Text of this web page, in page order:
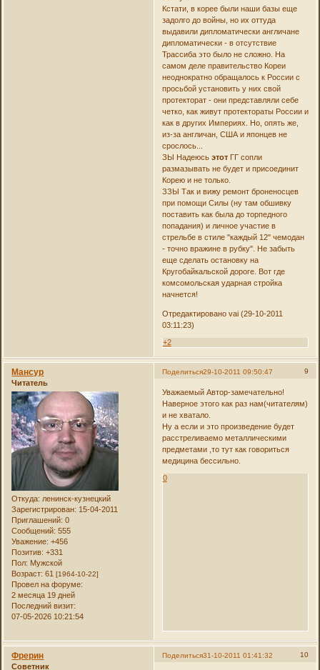
Кстати, в корее были наши базы еще
задолго до войны, но их оттуда
выдавили дипломатически англичане
дипломатически - в отсутствие
Трассиба это было не сложно. На
самом деле правительство Кореи
неоднократно обращалось к России с
просьбой установить у них свой
протекторат - они представляли себе
четко, как живут протектораты России и
как в других Империях. Но, опять же,
из-за англичан, США и японцев не
срослось...
ЗЫ Надеюсь этотГГ сопли
размазывать не будет и присоединит
Корею и не только.
ЗЗЫ Так и вижу ремонт броненосцев
при помощи Силы (ну там обшивку
поставить как была до торпедного
попадания) и личное участие в
стрельбе в стиле "каждый 12" чемодан
- точно вражине в рубку". Не забыть
еще сделать остановку на
Кругобайкальской дороге. Вот где
комсомольская ударная стройка
начнется!
Отредактировано vai (29-10-2011
03:11:23)
+2
Поделиться 9
29-10-2011 09:50:47
Мансур
Читатель
Откуда: ленинск-кузнецкий
Зарегистрирован: 15-04-2011
Приглашений: 0
Сообщений: 555
Уважение: +456
Позитив: +331
Пол: Мужской
Возраст: 61[1964-10-22]
Провел на форуме:
2 месяца 19 дней
Последний визит:
07-05-2026 10:21:54
Уважаемый Автор-замечательно!
Наверное этого как раз нам(читателям)
и не хватало.
Ну а если и это произведение будет
расстреливаемо металлическими
предметами ,то тут как говориться
медицина бессильно.
0
Поделиться 10
31-10-2011 01:41:32
Фрерин
Советник